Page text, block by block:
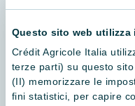
Questo sito web utilizza
Crédit Agricole Italia
terze parti) su questo
(II) memorizzare le
fini statistici, per capire